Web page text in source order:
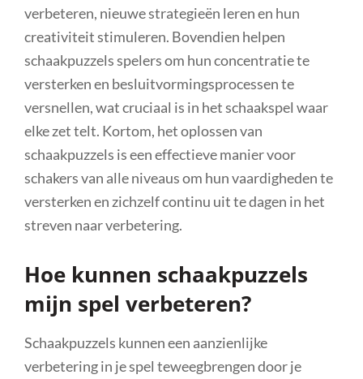
verbeteren, nieuwe strategieën leren en hun
creativiteit stimuleren. Bovendien helpen
schaakpuzzels spelers om hun concentratie te
versterken en besluitvormingsprocessen te
versnellen, wat cruciaal is in het schaakspel waar
elke zet telt. Kortom, het oplossen van
schaakpuzzels is een effectieve manier voor
schakers van alle niveaus om hun vaardigheden te
versterken en zichzelf continu uit te dagen in het
streven naar verbetering.
Hoe kunnen schaakpuzzels
mijn spel verbeteren?
Schaakpuzzels kunnen een aanzienlijke
verbetering in je spel teweegbrengen door je